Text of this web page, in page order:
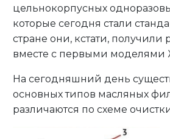
цельнокорпусных
которые сегодня стали
стране они, кстати, получили
вместе с первыми моделями
На сегодняшний день
основных типов масляных
различаются по схеме